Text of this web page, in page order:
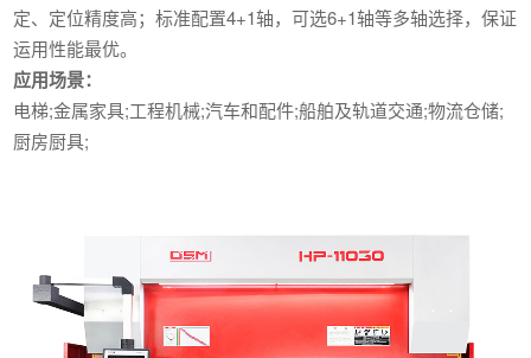
定、定位精度高；标准配置4+1轴，可选6+1轴等多轴选择，保证
运用性能最优。
应用场景：
电梯;金属家具;工程机械;汽车和配件;船舶及轨道交通;物流仓储;
厨房厨具;